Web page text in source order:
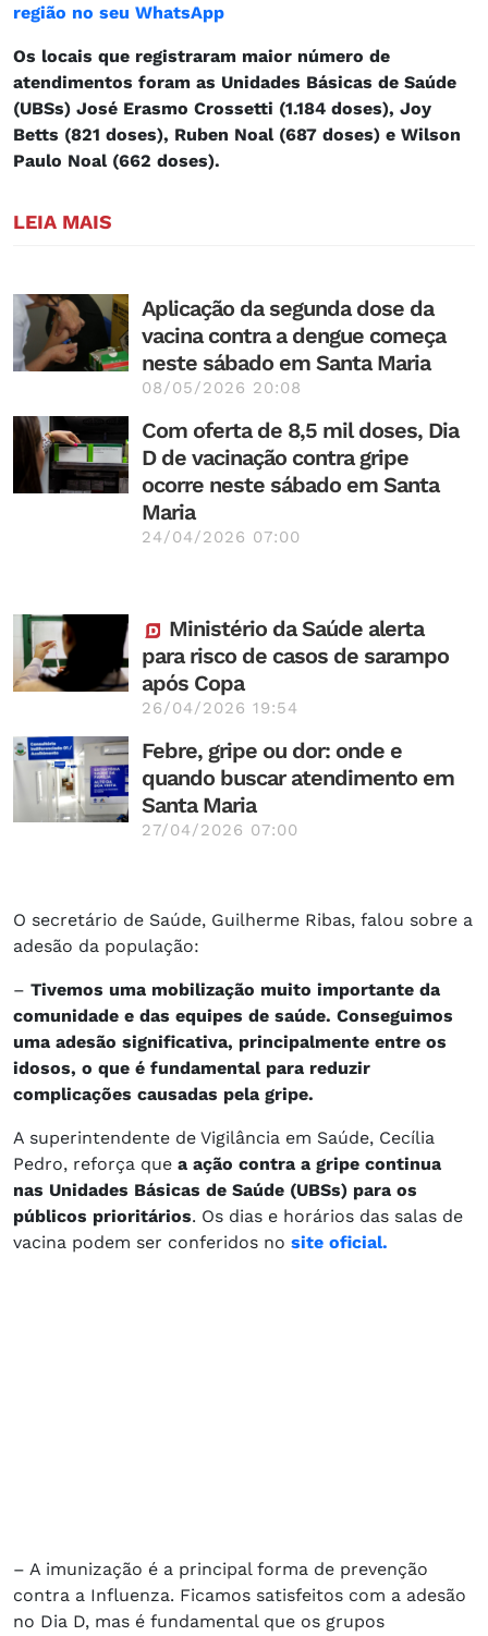
região no seu WhatsApp
Os locais que registraram maior número de
atendimentos foram as Unidades Básicas de Saúde
(UBSs) José Erasmo Crossetti (1.184 doses), Joy
Betts (821 doses), Ruben Noal (687 doses) e Wilson
Paulo Noal (662 doses).
LEIA MAIS
Aplicação da segunda dose da
vacina contra a dengue começa
neste sábado em Santa Maria
08/05/2026 20:08
Com oferta de 8,5 mil doses, Dia
D de vacinação contra gripe
ocorre neste sábado em Santa
Maria
24/04/2026 07:00
Ministério da Saúde alerta
para risco de casos de sarampo
após Copa
26/04/2026 19:54
Febre, gripe ou dor: onde e
quando buscar atendimento em
Santa Maria
27/04/2026 07:00
O secretário de Saúde, Guilherme Ribas, falou sobre a
adesão da população:
– Tivemos uma mobilização muito importante da
comunidade e das equipes de saúde. Conseguimos
uma adesão significativa, principalmente entre os
idosos, o que é fundamental para reduzir
complicações causadas pela gripe.
A superintendente de Vigilância em Saúde, Cecília
Pedro, reforça que a ação contra a gripe continua
nas Unidades Básicas de Saúde (UBSs) para os
públicos prioritários. Os dias e horários das salas de
vacina podem ser conferidos no site oficial.
– A imunização é a principal forma de prevenção
contra a Influenza. Ficamos satisfeitos com a adesão
no Dia D, mas é fundamental que os grupos